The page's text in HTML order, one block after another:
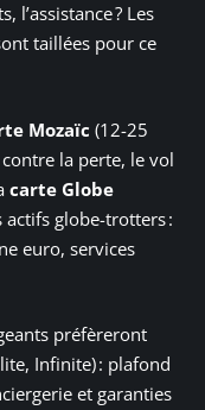
l’assistance ? Les
taillées pour ce
Mozaïc (12-25
la perte, le vol
carte Globe
globe-trotters :
euro, services
préfèreront
Infinite) : plafond
et garanties